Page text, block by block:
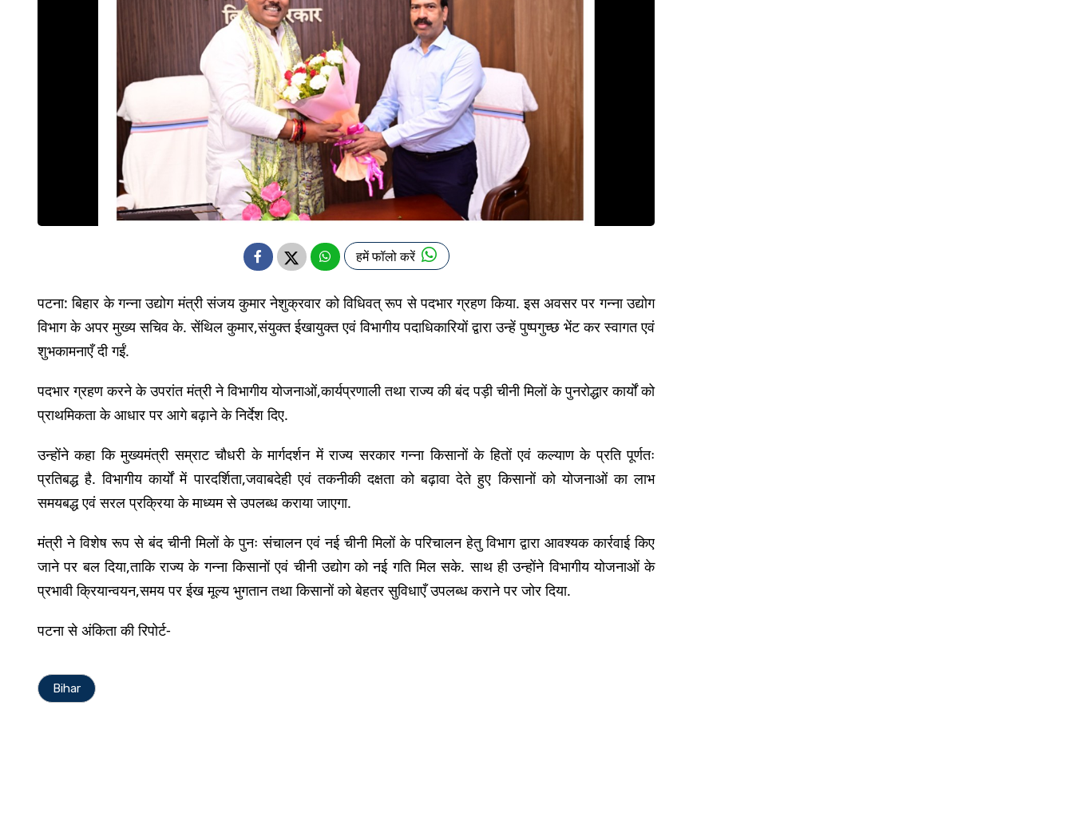
हमें फॉलो करें
पटना: बिहार के गन्ना उद्योग मंत्री संजय कुमार नेशुक्रवार को विधिवत् रूप से पदभार ग्रहण किया. इस अवसर पर गन्ना उद्योग
विभाग के अपर मुख्य सचिव के. सेंथिल कुमार,संयुक्त ईखायुक्त एवं विभागीय पदाधिकारियों द्वारा उन्हें पुष्पगुच्छ भेंट कर स्वागत एवं
शुभकामनाएँ दी गईं.
पदभार ग्रहण करने के उपरांत मंत्री ने विभागीय योजनाओं,कार्यप्रणाली तथा राज्य की बंद पड़ी चीनी मिलों के पुनरोद्धार कार्यों को
प्राथमिकता के आधार पर आगे बढ़ाने के निर्देश दिए.
उन्होंने कहा कि मुख्यमंत्री सम्राट चौधरी के मार्गदर्शन में राज्य सरकार गन्ना किसानों के हितों एवं कल्याण के प्रति पूर्णतः
प्रतिबद्ध है. विभागीय कार्यों में पारदर्शिता,जवाबदेही एवं तकनीकी दक्षता को बढ़ावा देते हुए किसानों को योजनाओं का लाभ
समयबद्ध एवं सरल प्रक्रिया के माध्यम से उपलब्ध कराया जाएगा.
मंत्री ने विशेष रूप से बंद चीनी मिलों के पुनः संचालन एवं नई चीनी मिलों के परिचालन हेतु विभाग द्वारा आवश्यक कार्रवाई किए
जाने पर बल दिया,ताकि राज्य के गन्ना किसानों एवं चीनी उद्योग को नई गति मिल सके. साथ ही उन्होंने विभागीय योजनाओं के
प्रभावी क्रियान्वयन,समय पर ईख मूल्य भुगतान तथा किसानों को बेहतर सुविधाएँ उपलब्ध कराने पर जोर दिया.
पटना से अंकिता की रिपोर्ट-
Bihar